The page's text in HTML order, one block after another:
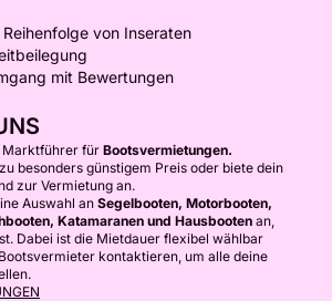
von Inseraten
mit Bewertungen
Marktführer fürBootsvermietungen.
besonders günstigem Preis oder biete dein
zur Vermietung an.
Auswahl anSegelbooten, Motorbooten,
Katamaranen und Hausbooten an,
Dabei ist die Mietdauer flexibel wählbar
kontaktieren, um alle deine